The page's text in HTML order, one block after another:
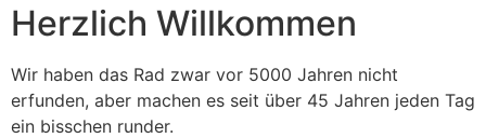
Herzlich Willkommen
Wir haben das Rad zwar vor 5000 Jahren nicht
erfunden, aber machen es seit über 45 Jahren jeden Tag
ein bisschen runder.